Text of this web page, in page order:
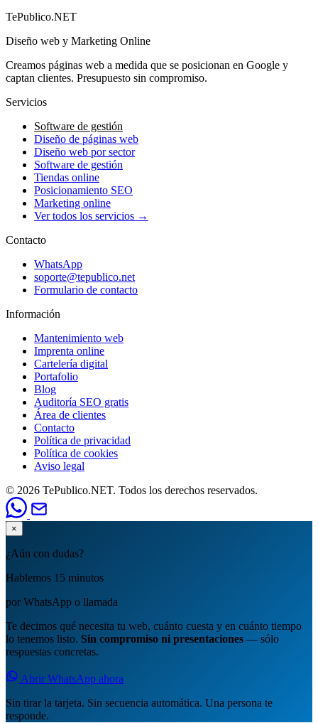
TePublico.NET
Diseño web y Marketing Online
Creamos páginas web a medida que se posicionan en Google y
captan clientes. Presupuesto sin compromiso.
Servicios
Software de gestión
Diseño de páginas web
Diseño web por sector
Software de gestión
Tiendas online
Posicionamiento SEO
Marketing online
Ver todos los servicios →
Contacto
WhatsApp
soporte@tepublico.net
Formulario de contacto
Información
Mantenimiento web
Imprenta online
Cartelería digital
Portafolio
Blog
Auditoría SEO gratis
Área de clientes
Contacto
Política de privacidad
Política de cookies
Aviso legal
© 2026 TePublico.NET. Todos los derechos reservados.
×
¿Aún con dudas?
Hablemos 15 minutos
por WhatsApp o llamada
Te decimos qué necesita tu web, cuánto cuesta y en cuánto tiempo
lo tenemos listo. Sin compromiso ni presentaciones — sólo
respuestas concretas.
Abrir WhatsApp ahora
Sin tirar la tarjeta. Sin secuencia automática. Una persona te
responde.